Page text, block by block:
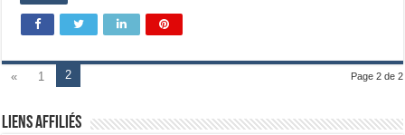
Page 2 de 2
« 1 2
Liens Affiliés